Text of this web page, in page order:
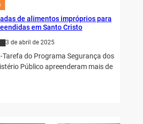
de alimentos impróprios para
em Santo Cristo
3 de abril de 2025
Tarefa do Programa Segurança dos
Público apreenderam mais de